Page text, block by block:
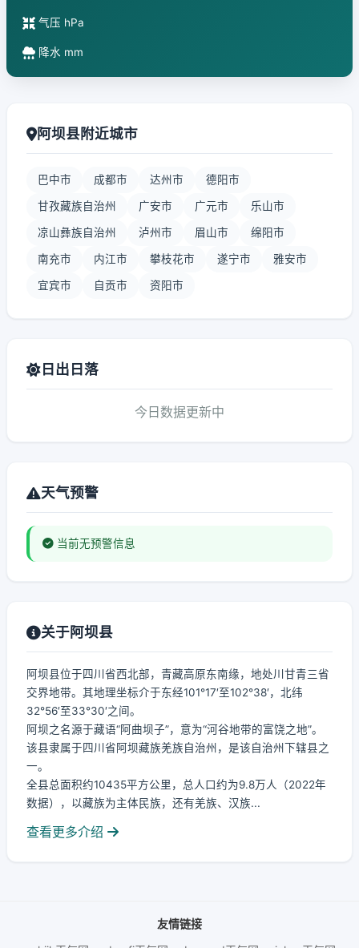
气压 hPa
降水 mm
阿坝县附近城市
巴中市 成都市 达州市 德阳市
甘孜藏族自治州 广安市 广元市 乐山市
凉山彝族自治州 泸州市 眉山市 绵阳市
南充市 内江市 攀枝花市 遂宁市 雅安市
宜宾市 自贡市 资阳市
日出日落
今日数据更新中
天气预警
当前无预警信息
关于阿坝县
阿坝县位于四川省西北部，青藏高原东南缘，地处川甘青三省
交界地带。其地理坐标介于东经101°17′至102°38′，北纬
32°56′至33°30′之间。
阿坝之名源于藏语“阿曲坝子”，意为“河谷地带的富饶之地”。
该县隶属于四川省阿坝藏族羌族自治州，是该自治州下辖县之
一。
全县总面积约10435平方公里，总人口约为9.8万人（2022年
数据），以藏族为主体民族，还有羌族、汉族...
查看更多介绍
友情链接